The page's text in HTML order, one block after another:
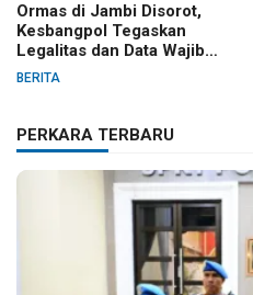
Ormas di Jambi Disorot,
Kesbangpol Tegaskan
Legalitas dan Data Wajib
Jelas
BERITA
PERKARA TERBARU